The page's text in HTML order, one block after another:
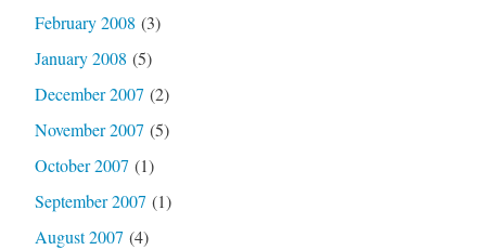
February 2008 (3)
January 2008 (5)
December 2007 (2)
November 2007 (5)
October 2007 (1)
September 2007 (1)
August 2007 (4)